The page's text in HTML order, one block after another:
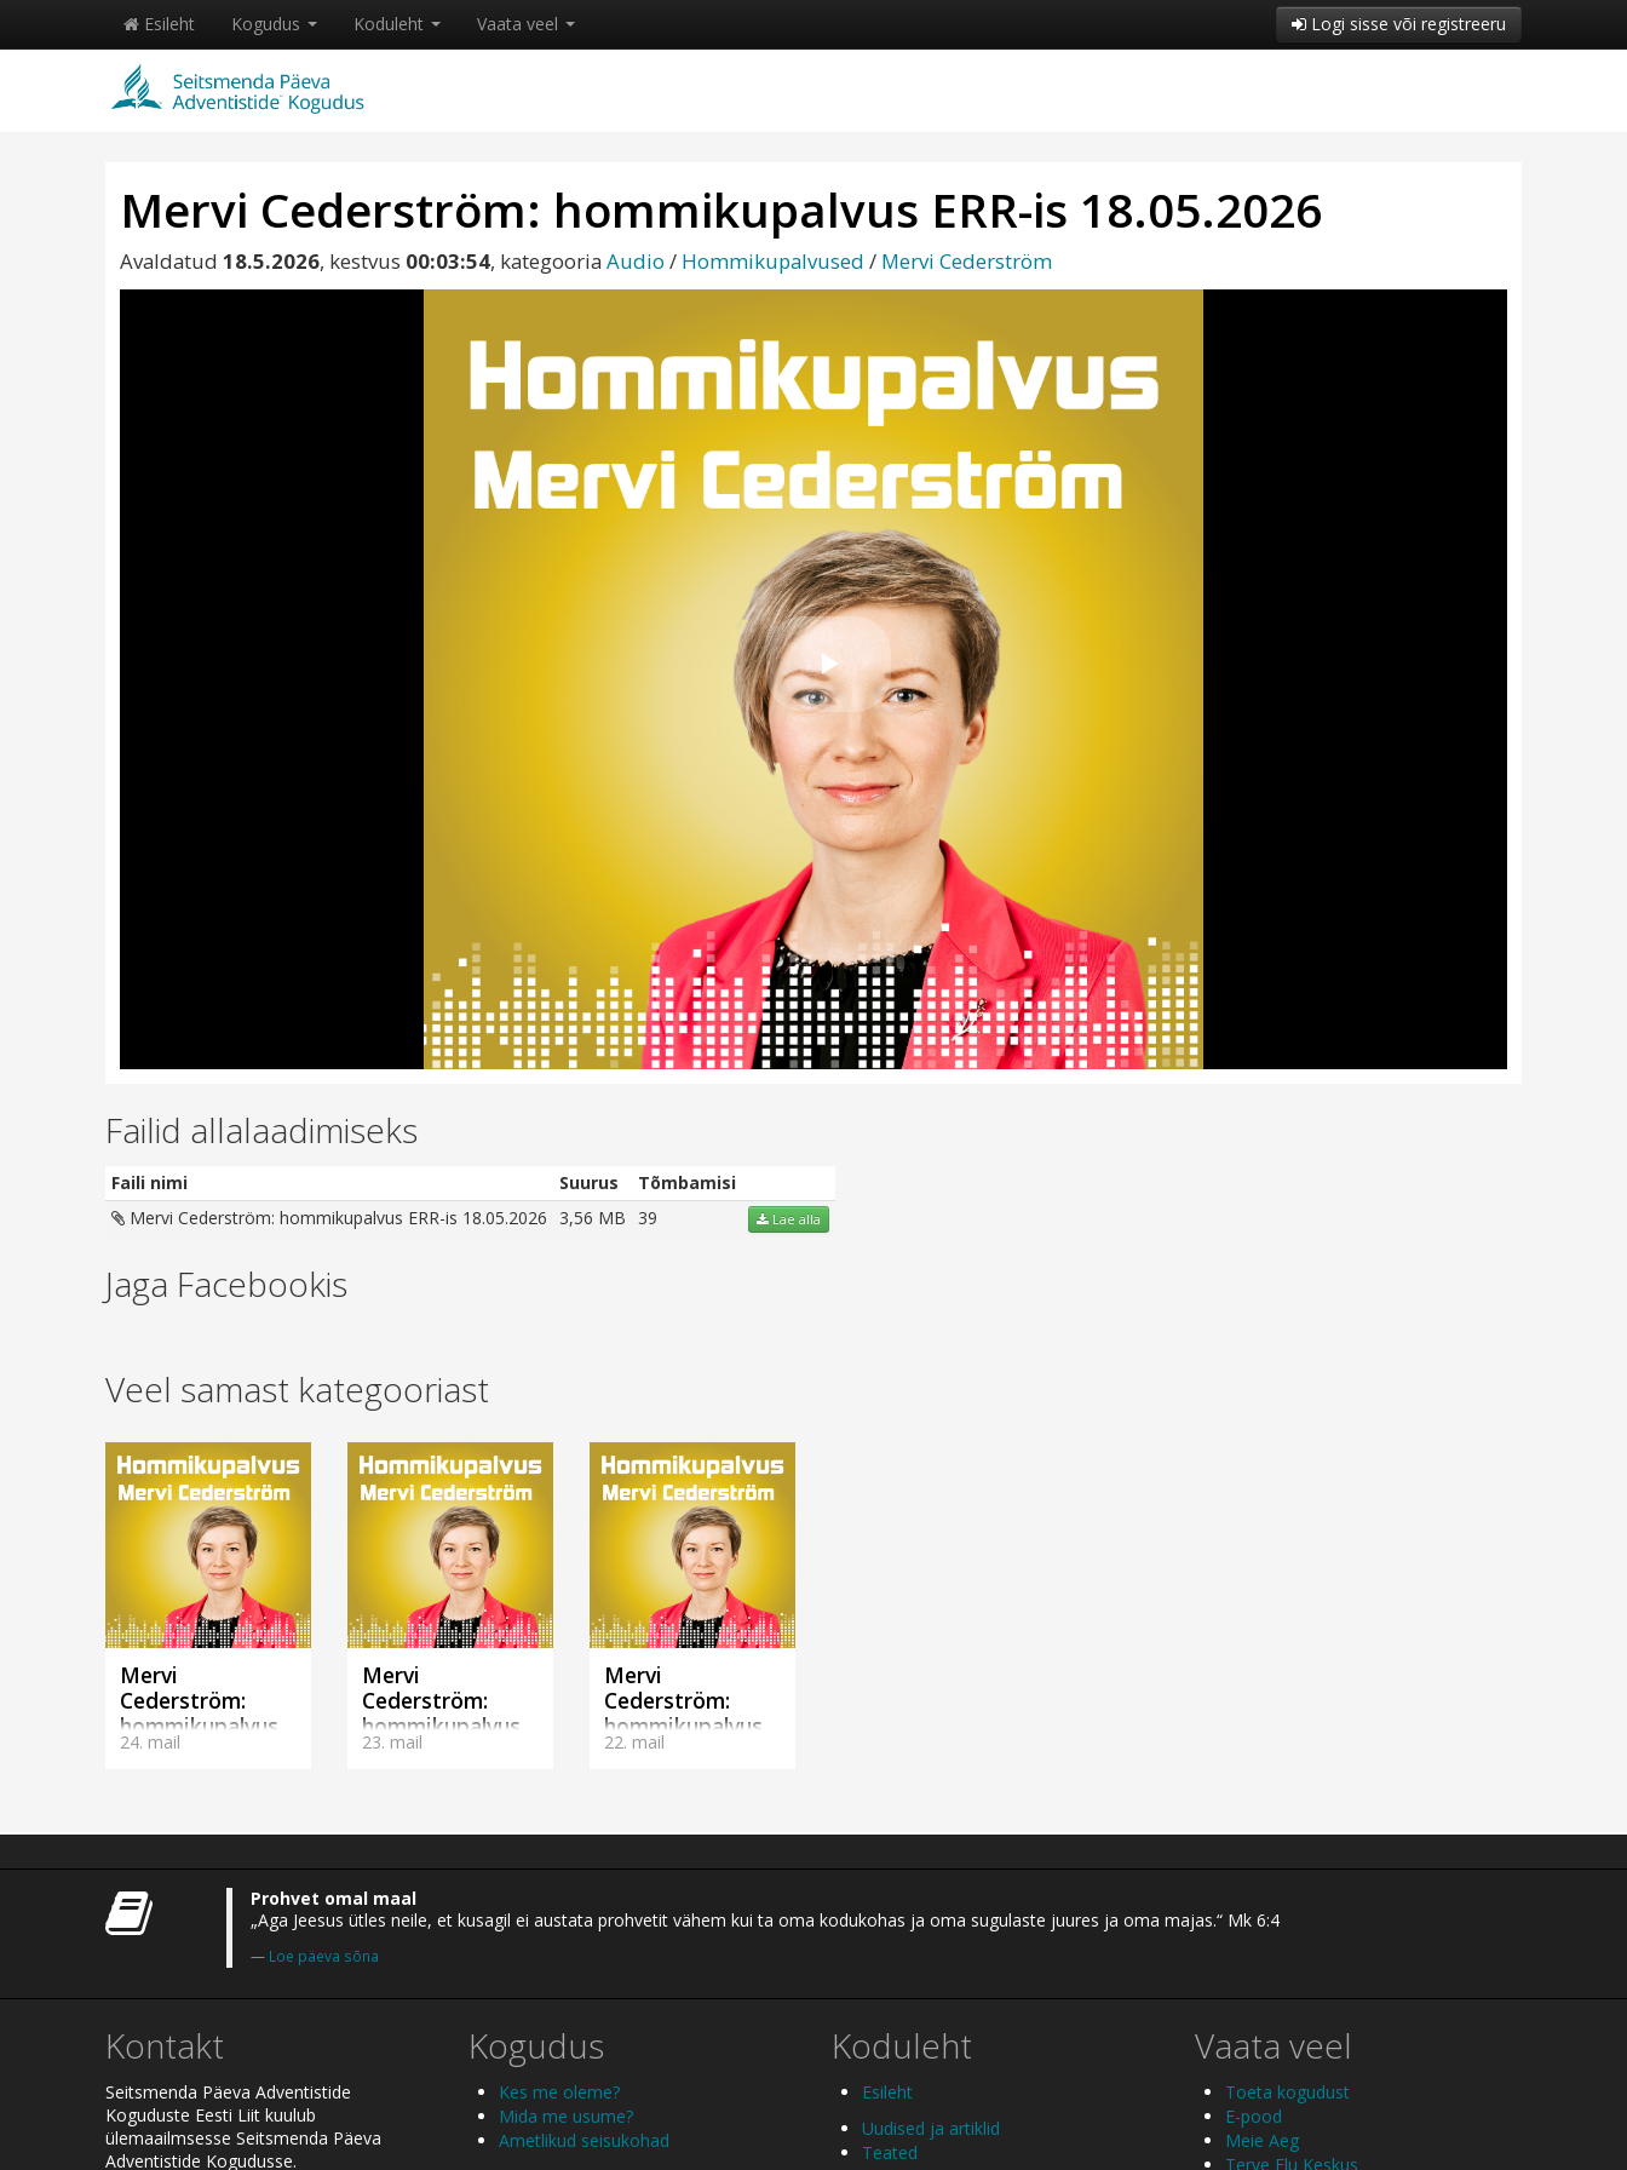
Esileht Kogudus Koduleht Vaata veel Logi sisse või registreeru
Mervi Cederström: hommikupalvus ERR-is 18.05.2026
Avaldatud 18.5.2026, kestvus 00:03:54, kategooria Audio / Hommikupalvused / Mervi Cederström
Play
Video
Failid allalaadimiseks
Faili nimi Suurus
Tõmbamisi
Mervi Cederström: hommikupalvus ERR-is 18.05.2026
3,56 MB 39 Lae alla
Jaga Facebookis
Veel samast kategooriast
Mervi
Cederström:
hommikupalvus
ERR-is 24.05.2026
24. mail
Mervi
Cederström:
hommikupalvus
ERR-is 23.05.2026
23. mail
Mervi
Cederström:
hommikupalvus
ERR-is 22.05.2026
22. mail
Prohvet omal maal
„Aga Jeesus ütles neile, et kusagil ei austata prohvetit vähem kui ta oma kodukohas ja oma sugulaste juures ja oma majas.“ Mk 6:4
Loe päeva sõna
Kontakt
Seitsmenda Päeva Adventistide
Koguduste Eesti Liit kuulub
ülemaailmsesse Seitsmenda Päeva
Adventistide Kogudusse.
Kogudus
Kes me oleme?
Mida me usume?
Ametlikud seisukohad
Koduleht
Esileht
Uudised ja artiklid
Teated
Vaata veel
Toeta kogudust
E-pood
Meie Aeg
Terve Elu Keskus